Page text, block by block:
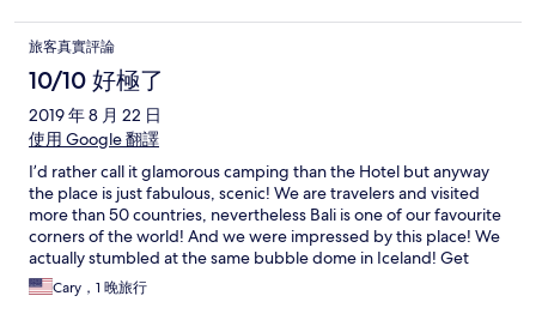
this place!
旅客真實評論
10/10 好極了
2019 年 8 月 22 日
使用 Google 翻譯
I’d rather call it glamorous camping than the Hotel but anyway
the place is just fabulous, scenic! We are travelers and visited
more than 50 countries, nevertheless Bali is one of our favourite
corners of the world! And we were impressed by this place! We
actually stumbled at the same bubble dome in Iceland! Get
ready for the tough trek down, take water with you! Once you
are down at the beach you will find 2 small bottles for free as
Cary，1 晚旅行